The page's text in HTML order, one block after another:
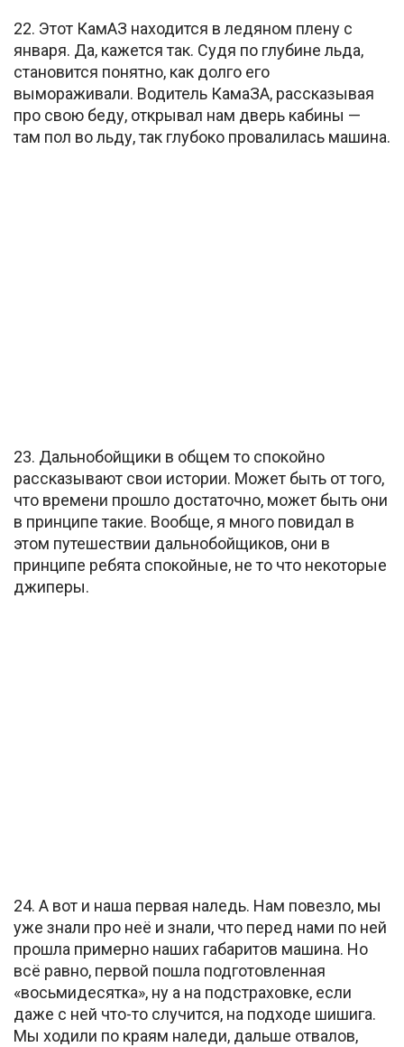
22. Этот КамАЗ находится в ледяном плену с
января. Да, кажется так. Судя по глубине льда,
становится понятно, как долго его
вымораживали. Водитель КамаЗА, рассказывая
про свою беду, открывал нам дверь кабины —
там пол во льду, так глубоко провалилась машина.
23. Дальнобойщики в общем то спокойно
рассказывают свои истории. Может быть от того,
что времени прошло достаточно, может быть они
в принципе такие. Вообще, я много повидал в
этом путешествии дальнобойщиков, они в
принципе ребята спокойные, не то что некоторые
джиперы.
24. А вот и наша первая наледь. Нам повезло, мы
уже знали про неё и знали, что перед нами по ней
прошла примерно наших габаритов машина. Но
всё равно, первой пошла подготовленная
«восьмидесятка», ну а на подстраховке, если
даже с ней что-то случится, на подходе шишига.
Мы ходили по краям наледи, дальше отвалов,